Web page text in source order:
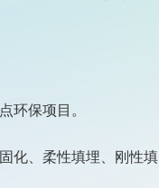
环保项目。
化、柔性填埋、刚性填